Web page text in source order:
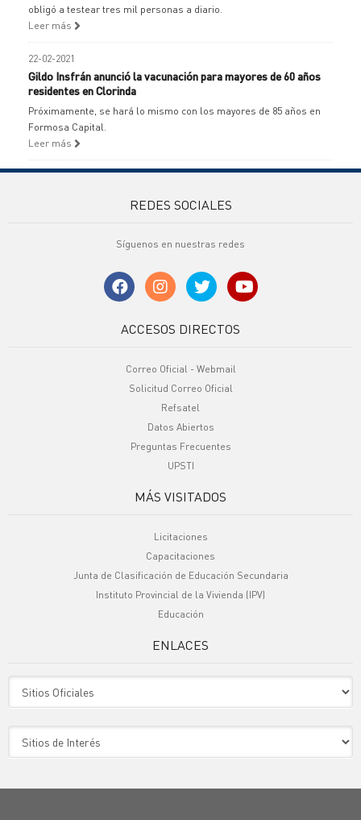
obligó a testear tres mil personas a diario.
Leer más
22-02-2021
Gildo Insfrán anunció la vacunación para mayores de 60 años
residentes en Clorinda
Próximamente, se hará lo mismo con los mayores de 85 años en
Formosa Capital.
Leer más
REDES SOCIALES
Síguenos en nuestras redes
ACCESOS DIRECTOS
Correo Oficial - Webmail
Solicitud Correo Oficial
Refsatel
Datos Abiertos
Preguntas Frecuentes
UPSTI
MÁS VISITADOS
Licitaciones
Capacitaciones
Junta de Clasificación de Educación Secundaria
Instituto Provincial de la Vivienda (IPV)
Educación
ENLACES